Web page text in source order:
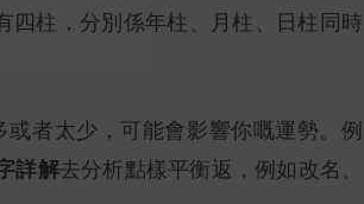
四柱，分別係年柱、月柱、日柱同時
者太少，可能會影響你嘅運勢。例
詳解去分析點樣平衡返，例如改名、